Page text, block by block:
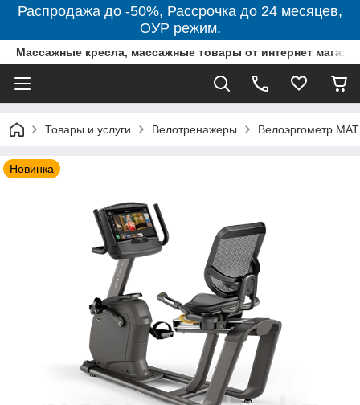
Распродажа до -50%, Рассрочка до 24 месяцев,
ОУР режим.
Массажные кресла, массажные товары от интернет
Товары и услуги Велотренажеры Велоэргометр
Новинка